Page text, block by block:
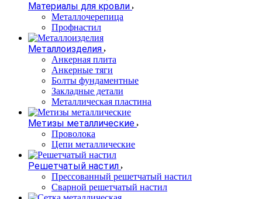
Материалы для кровли
Металлочерепица
Профнастил
Металлоизделия
Анкерная плита
Анкерные тяги
Болты фундаментные
Закладные детали
Металлическая пластина
Метизы металлические
Проволока
Цепи металлические
Решетчатый настил
Прессованный решетчатый настил
Сварной решетчатый настил